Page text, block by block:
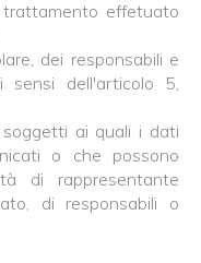
effetuato
dei responsabili e
sensi dell'articolo 5,
ai quali i dati
o che possono
di rappresentante
di responsabili o